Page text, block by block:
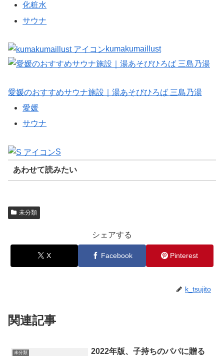
化粧水
サウナ
kumakumaillust
愛媛のおすすめサウナ施設｜湯あそびひろば 三島乃湯
愛媛
サウナ
S
あわせて読みたい
未分類
シェアする
X Facebook Pinterest
k_tsujito
関連記事
未分類
2022年版、子持ちのパパに贈る